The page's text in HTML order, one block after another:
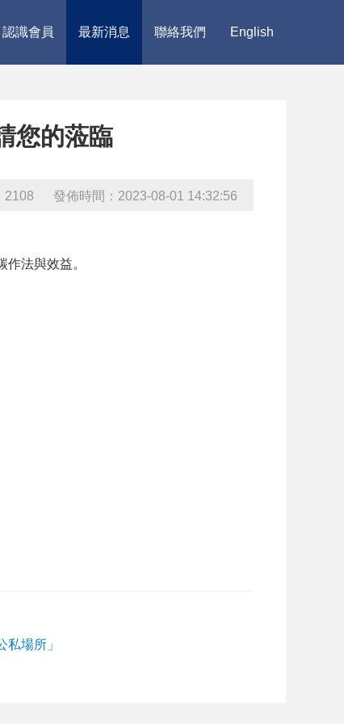
認識會員 最新消息 聯絡我們 English
您的蒞臨
2108 發佈時間：2023-08-01 14:32:56
法與效益。
場所」